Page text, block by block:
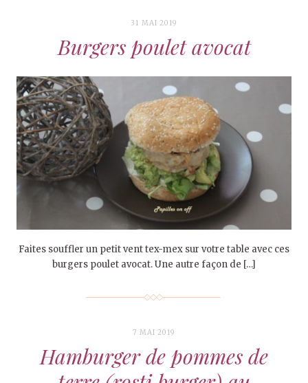
31 MAI 2019
Burgers poulet avocat
Faites souffler un petit vent tex-mex sur votre table avec ces
burgers poulet avocat. Une autre façon de […]
7 MAI 2019
Hamburger de pommes de